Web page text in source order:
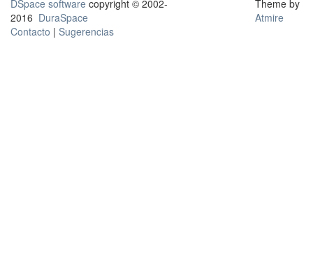
DSpace software copyright © 2002-
2016 DuraSpace
Contacto | Sugerencias
Theme by
Atmire